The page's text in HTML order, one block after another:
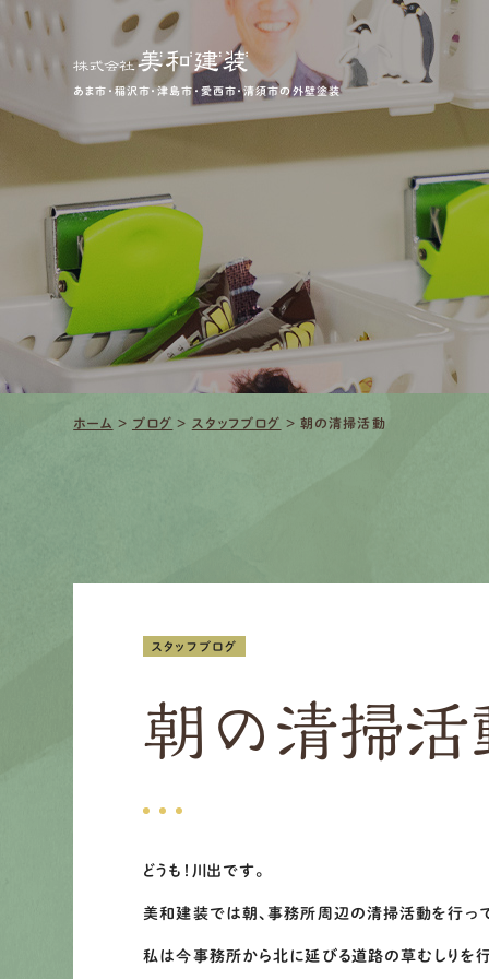
あま市・稲沢市・津島市・愛西市・清須市の外壁塗装
ホーム > ブログ > スタッフブログ > 朝の清掃活動
スタッフブログ
朝の清掃活
どうも！川出です。
美和建装では朝、事務所周辺の清掃活動を行っ
私は今事務所から北に延びる道路の草むしりを